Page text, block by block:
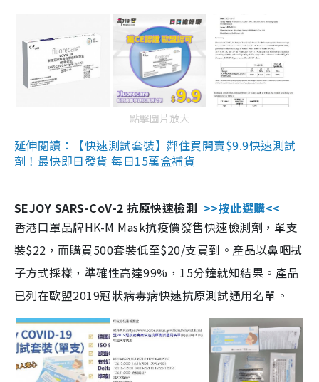
點擊圖片放大
延伸閱讀：【快速測試套裝】鄰住買開賣$9.9快速測試
劑！最快即日發貨 每日15萬盒補貨
SEJOY SARS-CoV-2 抗原快速檢測 >>按此選購<<
香港口罩品牌HK-M Mask抗疫價發售快速檢測劑，單支
裝$22，而購買500套裝低至$20/支買到。產品以鼻咽拭
子方式採樣，準確性高達99%，15分鐘就知結果。產品
已列在歐盟2019冠狀病毒病快速抗原測試通用名單。